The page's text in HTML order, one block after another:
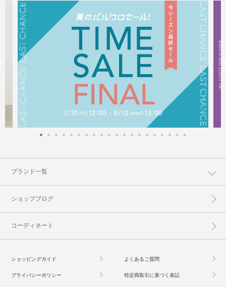
ブランド一覧
ショップブログ
コーディネート
ショッピングガイド よくあるご質問
プライバシーポリシー 特定商取引に基づく表記